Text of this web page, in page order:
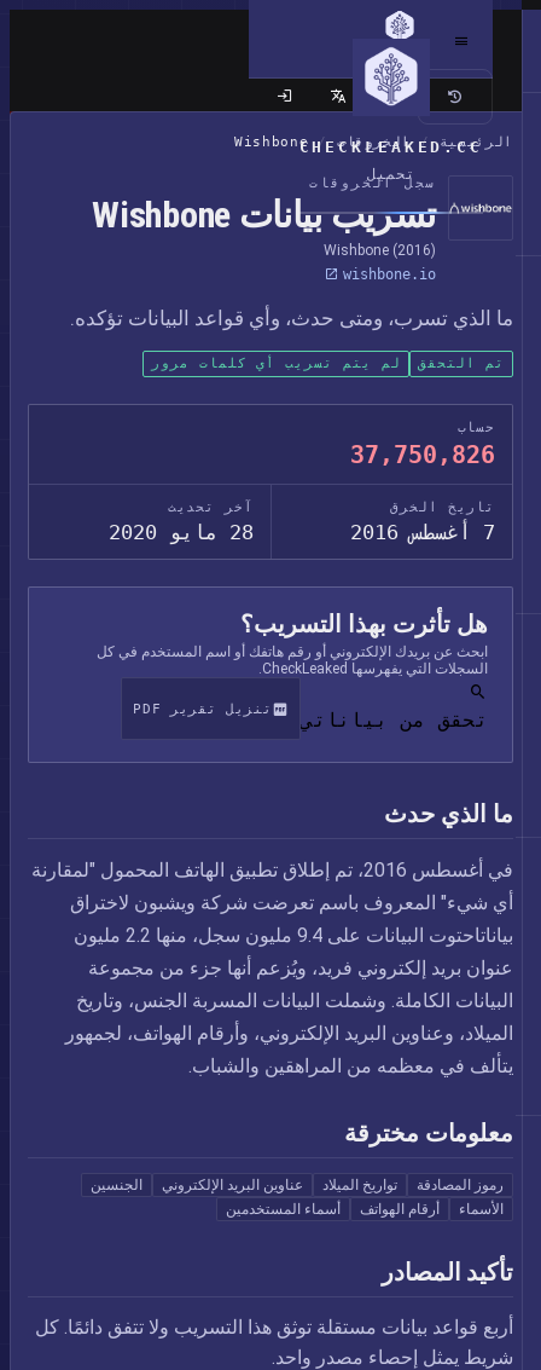
CHECKLEAKED.CC
تحميل
الموقع الكلاسيكي
الرئيسية / الخروقات /
Wishbone
سجل الخروقات
تسريب بيانات Wishbone
Wishbone (2016)
wishbone.io
ما الذي تسرب، ومتى حدث، وأي قواعد البيانات تؤكده.
تم التحقق لم يتم تسريب أي كلمات مرور
حساب
37,750,826
تاريخ الخرق آخر تحديث
28 مايو 2020
هل تأثرت بهذا التسريب؟
ابحث عن بريدك الإلكتروني أو رقم هاتفك أو اسم المستخدم في كل
السجلات التي يفهرسها CheckLeaked.
تحقق من بياناتي تنزيل تقرير PDF
ما الذي حدث
في أغسطس 2016، تم إطلاق تطبيق الهاتف المحمول "لمقارنة
أي شيء" المعروف باسم تعرضت شركة ويشبون لاختراق
بياناتاحتوت البيانات على 9.4 مليون سجل، منها 2.2 مليون
عنوان بريد إلكتروني فريد، ويُزعم أنها جزء من مجموعة
البيانات الكاملة. وشملت البيانات المسربة الجنس، وتاريخ
الميلاد، وعناوين البريد الإلكتروني، وأرقام الهواتف، لجمهور
يتألف في معظمه من المراهقين والشباب.
معلومات مخترقة
رموز المصادقة تواريخ الميلاد عناوين البريد الإلكتروني
الجنسين
الأسماء
أرقام الهواتف أسماء المستخدمين
تأكيد المصادر
أربع قواعد بيانات مستقلة توثق هذا التسريب ولا تتفق دائمًا. كل
شريط يمثل إحصاء مصدر واحد.